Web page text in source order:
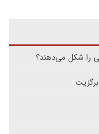
را شکل می‌دهند؟